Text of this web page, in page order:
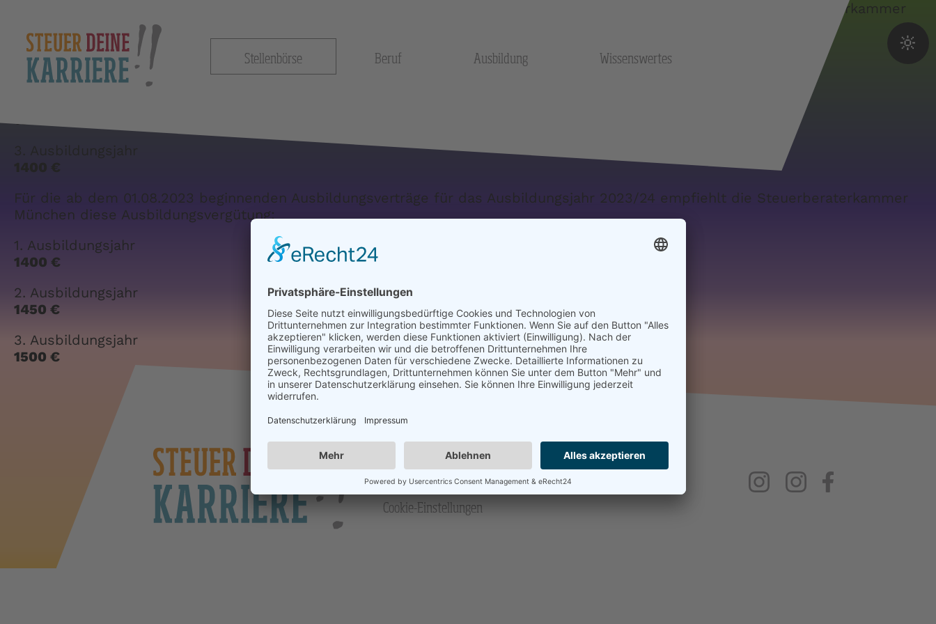
Navigation
überspringen
Stellenbörse Beruf Ausbildung Wissenswertes
🔆
Für die ab dem 01.08.2027 beginnenden Ausbildungsverträge für das Ausbildungsjahr 2027/28 empfiehlt die Steuerberaterkammer
Sachsen diese Ausbildungsvergütung:
1. Ausbildungsjahr
1200 €
1300 €
3. Ausbildungsjahr
1400 €
Für die ab dem 01.08.2023 beginnenden Ausbildungsverträge für das Ausbildungsjahr 2023/24 empfiehlt die Steuerberaterkammer
München diese Ausbildungsvergütung:
1. Ausbildungsjahr
1400 €
2. Ausbildungsjahr
1450 €
3. Ausbildungsjahr
1500 €
Datenschutz
Barrierefreiheit
Cookie-Einstellungen